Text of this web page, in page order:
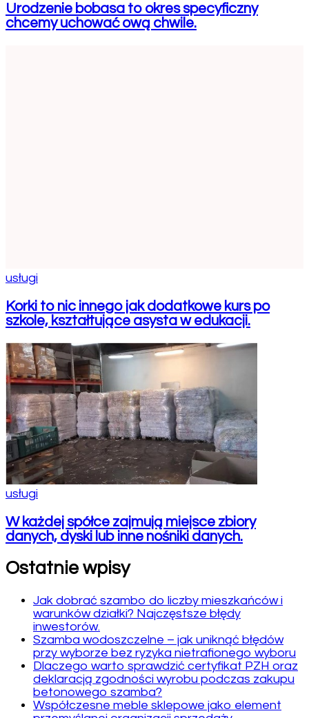
Urodzenie bobasa to okres specyficzny
chcemy uchować ową chwile.
usługi
Korki to nic innego jak dodatkowe kurs po
szkole, kształtujące asysta w edukacji.
usługi
W każdej spółce zajmują miejsce zbiory
danych, dyski lub inne nośniki danych.
Ostatnie wpisy
Jak dobrać szambo do liczby mieszkańców i
warunków działki? Najczęstsze błędy
inwestorów.
Szamba wodoszczelne – jak uniknąć błędów
przy wyborze bez ryzyka nietrafionego wyboru
Dlaczego warto sprawdzić certyfikat PZH oraz
deklaracją zgodności wyrobu podczas zakupu
betonowego szamba?
Współczesne meble sklepowe jako element